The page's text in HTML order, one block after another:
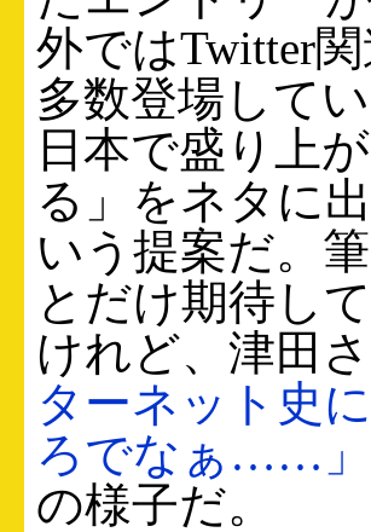
外ではTwitter
多数登場して
日本で盛り上
る」をネタに
いう提案だ。
とだけ期待し
けれど、津田
ターネット史
ろでなぁ……」
の様子だ。